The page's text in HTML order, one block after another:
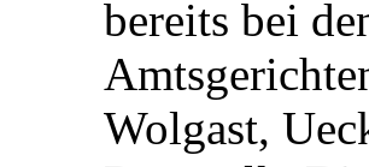
bereits bei
Wolgast,